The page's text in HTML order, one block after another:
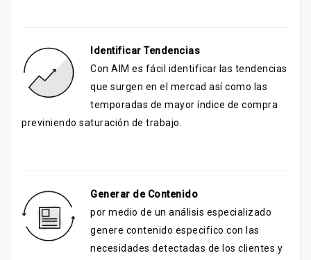
Identificar Tendencias
Con AIM es fácil identificar las tendencias
que surgen en el mercad así como las
temporadas de mayor índice de compra
previniendo saturación de trabajo.
Generar de Contenido
por medio de un análisis especializado
genere contenido especifico con las
necesidades detectadas de los clientes y